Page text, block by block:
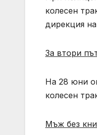
колесен
дирекция
За втори
На 28 юни
колесен
Мъж без